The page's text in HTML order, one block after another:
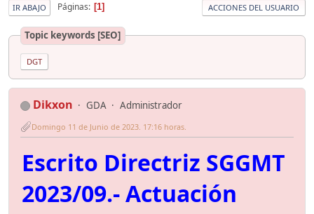
IR ABAJO Páginas 1 ACCIONES DEL USUARIO
Topic keywords [SEO]
DGT
Dikxon GDA Administrador
Domingo 11 de Junio de 2023. 17:16 horas.
Escrito Directriz SGGMT
2023/09.- Actuación